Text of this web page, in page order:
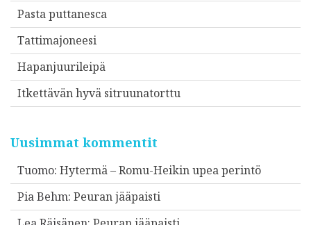
Pasta puttanesca
Tattimajoneesi
Hapanjuurileipä
Itkettävän hyvä sitruunatorttu
Uusimmat kommentit
Tuomo: Hytermä – Romu-Heikin upea perintö
Pia Behm: Peuran jääpaisti